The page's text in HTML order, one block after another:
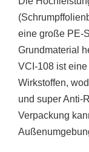
eine große PE-
Grundmaterial
VCI-108 ist
Wirkstoffen,
und super Anti-
Verpackung